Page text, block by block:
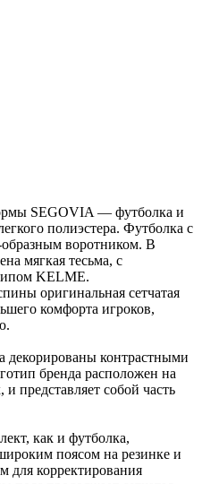
SEGOVIA — футболка и
полиэстера. Футболка с
воротником. В
мягкая тесьма, с
KELME.
оригинальная сетчатая
комфорта игроков,
декорированы контрастными
бренда расположен на
представляет собой часть
как и футболка,
поясом на резинке и
для корректирования